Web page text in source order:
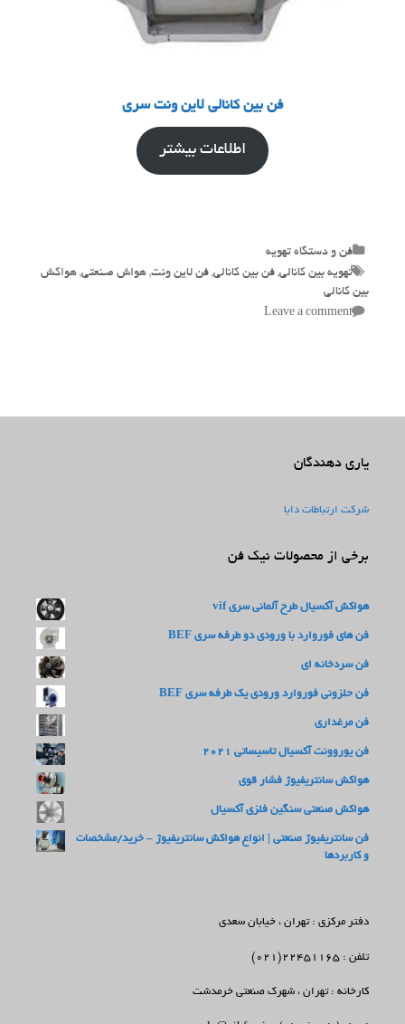
فن بین کانالی لاین ونت سری
اطلاعات بیشتر
Categories
فن و دستگاه تهویه
Tags
تهویه بین کانالی, فن بین کانالی, فن لاین ونت, هواش صنعتی, هواکش
بین کانالی
Leave a comment
یاری دهندگان
شرکت ارتباطات دابا
برخی از محصولات نیک فن
هواکش آکسیال طرح آلمانی سری vif
فن های فوروارد با ورودی دو طرفه سری BEF
فن سردخانه ای
فن حلزونی فوروارد ورودی یک طرفه سری BEF
فن مرغداری
فن یوروونت آکسیال تاسیساتی 2021
هواکش سانتریفیوژ فشار قوی
هواکش صنعتی سنگین فلزی آکسیال
فن سانتریفیوژ صنعتی | انواع هواکش سانتریفیوژ – خرید/مشخصات
و کاربردها
دفتر مرکزی : تهران ، خیابان سعدی
تلفن : 22451165(021)
کارخانه : تهران ، شهرک صنعتی خرمدشت